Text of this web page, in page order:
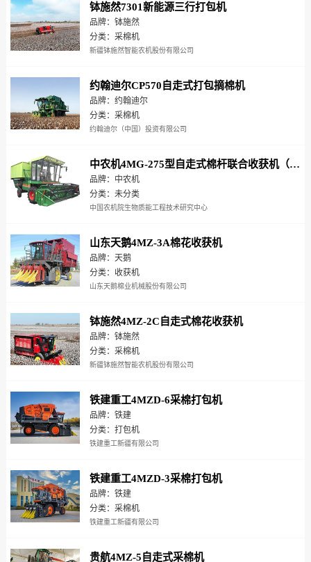
钵施然7301新能源三行打包机
品牌：钵施然
分类：采棉机
新疆钵施然智能农机股份有限公司
约翰迪尔CP570自走式打包摘棉机
品牌：约翰迪尔
分类：采棉机
约翰迪尔（中国）投资有限公司
中农机4MG-275型自走式棉杆联合收获机（收割型）
品牌：中农机
分类：未分类
中国农机院生物质能工程技术研究中心
山东天鹅4MZ-3A棉花收获机
品牌：天鹅
分类：收获机
山东天鹅棉业机械股份有限公司
钵施然4MZ-2C自走式棉花收获机
品牌：钵施然
分类：采棉机
新疆钵施然智能农机股份有限公司
铁建重工4MZD-6采棉打包机
品牌：铁建
分类：打包机
铁建重工新疆有限公司
铁建重工4MZD-3采棉打包机
品牌：铁建
分类：采棉机
铁建重工新疆有限公司
贵航4MZ-5自走式采棉机